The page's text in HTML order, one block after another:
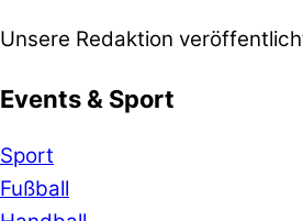
Unsere Redaktion
Events & Sport
Sport
Fußball